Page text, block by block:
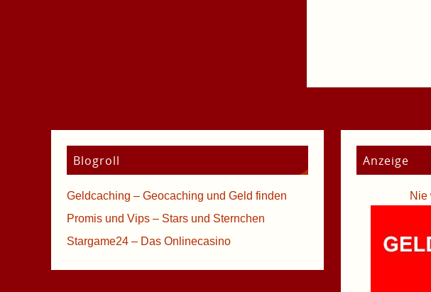
Blogroll
Geldcaching – Geocaching und Geld finden
Promis und Vips – Stars und Sternchen
Stargame24 – Das Onlinecasino
Anzeige
Nie